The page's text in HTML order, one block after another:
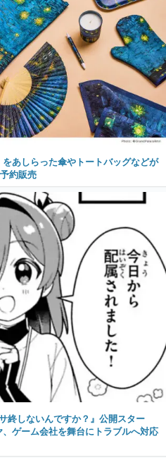
あしらった傘やトートバッグなどが
約販売
終しないんですか？』公開スター
ゲーム会社を舞台にトラブルへ対応